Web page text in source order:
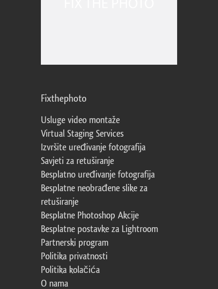
Fixthephoto
Usluge video montaže
Virtual Staging Services
Izvršite uređivanje fotografija
Savjeti za retuširanje
Besplatno uređivanje fotografija
Besplatne neobrađene slike za
retuširanje
Besplatne Photoshop Akcije
Besplatne postavke za Lightroom
Partnerski program
Politika privatnosti
Politika kolačića
O nama